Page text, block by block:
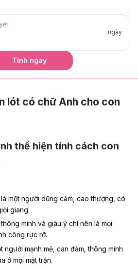
ngày
Tính ngay
lót có chữ Anh cho con
thể hiện tính cách con
một người dũng cảm, cao thượng, có
giang.
minh và giàu ý chí nên là mọi
công rực rỡ.
người mạnh mẽ, can đảm, thông minh
ở mọi mặt trận.